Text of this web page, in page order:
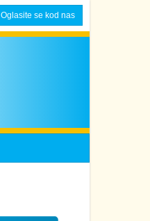
Oglasite se kod nas